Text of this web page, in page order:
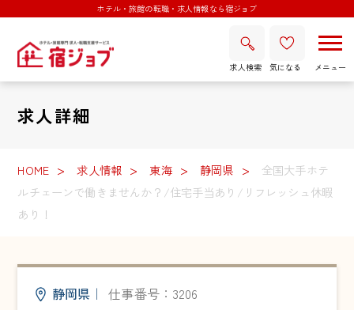
ホテル・旅館の転職・求人情報なら宿ジョブ
求人検索 気になる
求人詳細
HOME 求人情報 東海 静岡県
全国大手ホテ
ルチェーンで働きませんか？/住宅手当あり/リフレッシュ休暇
あり！
静岡県 ｜ 仕事番号：3206